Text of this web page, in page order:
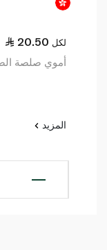
20.50 لكل
أموي صلصة الصويا
المزيد